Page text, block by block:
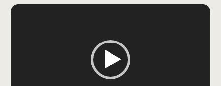
Reproductor